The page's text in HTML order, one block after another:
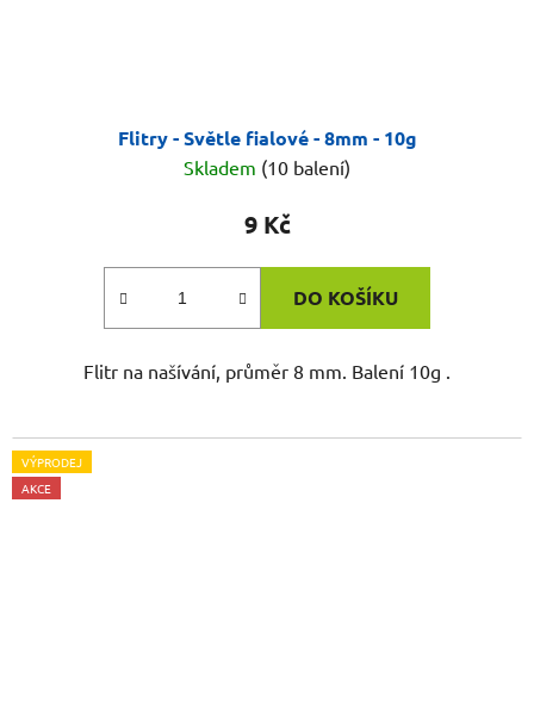
Flitry - Světle fialové - 8mm - 10g
Skladem (10 balení)
9 Kč
DO KOŠÍKU
Flitr na našívání, průměr 8 mm. Balení 10g .
VÝPRODEJ
AKCE